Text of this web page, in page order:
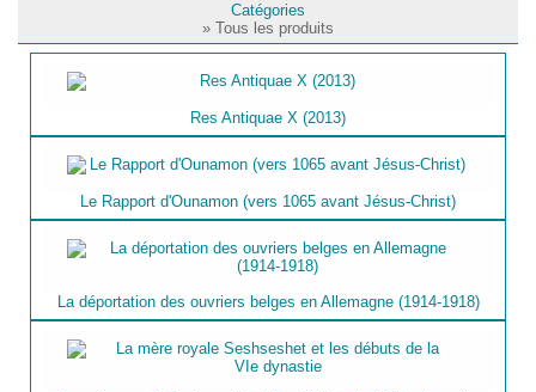
Catégories
» Tous les produits
Res Antiquae X (2013)
Le Rapport d'Ounamon (vers 1065 avant Jésus-Christ)
La déportation des ouvriers belges en Allemagne (1914-1918)